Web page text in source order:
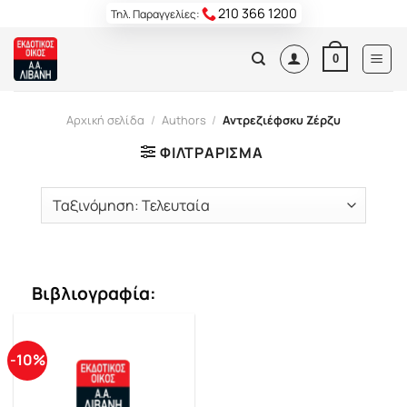
content
Τηλ. Παραγγελίες: 210 366 1200
0
Αρχική σελίδα / Authors / Αντρεζιέφσκυ Ζέρζυ
ΦΙΛΤΡΆΡΙΣΜΑ
Βιβλιογραφία:
-10%